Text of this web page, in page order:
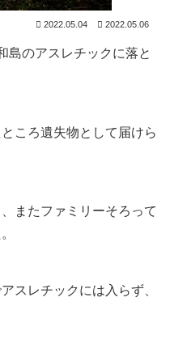
2022.05.04 2022.05.06
島のアスレチックに落と
ころ遺失物として届けら
またファミリーそろって
スレチックには入らず、